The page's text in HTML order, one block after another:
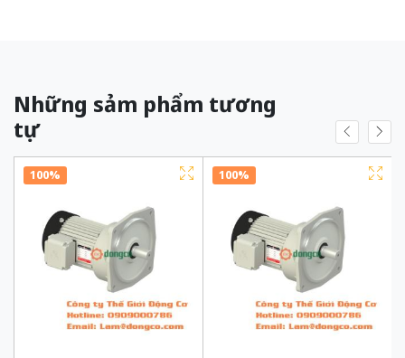
Những sảm phẩm tương
tự
100% 100%